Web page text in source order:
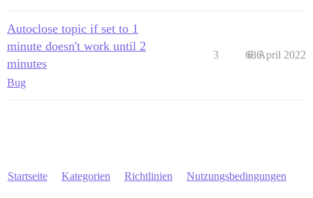
Autoclose topic if set to 1
minute doesn't work until 2
minutes
Bug
3 686
6. April 2022
Startseite Kategorien Richtlinien Nutzungsbedingungen